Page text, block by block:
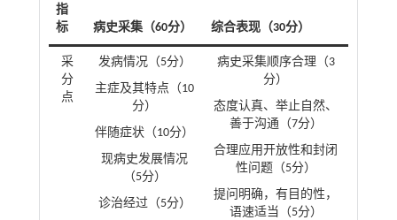
指
标
病史采集（60分） 综合表现（30分）
采
分
点
发病情况（5分）
主症及其特点（10
分）
伴随症状（10分）
现病史发展情况
（5分）
诊治经过（5分）
病史采集顺序合理（3
分）
态度认真、举止自然、
善于沟通（7分）
合理应用开放性和封闭
性问题（5分）
提问明确，有目的性，
语速适当（5分）